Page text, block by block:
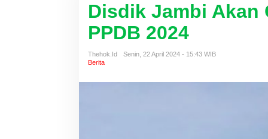
s
d
i
k
J
b
Disdik Jambi Akan
PPDB 2024
Thehok.id
Senin, 22 April 2024 - 15:43 WIB
Berita